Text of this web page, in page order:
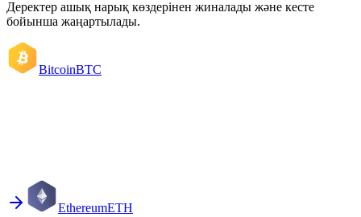
Деректер ашық нарық көздерінен жиналады және кесте
бойынша жаңартылады.
BitcoinBTC
EthereumETH